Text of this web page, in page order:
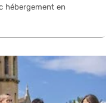
hébergement en